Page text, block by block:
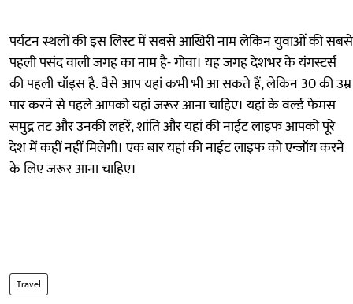
पर्यटन स्थलों की इस लिस्ट में सबसे आखिरी नाम लेकिन युवाओं की सबसे
पहली पसंद वाली जगह का नाम है- गोवा। यह जगह देशभर के यंगस्टर्स
की पहली चॉइस है. वैसे आप यहां कभी भी आ सकते हैं, लेकिन 30 की उम्र
पार करने से पहले आपको यहां जरूर आना चाहिए। यहां के वर्ल्ड फेमस
समुद्र तट और उनकी लहरें, शांति और यहां की नाईट लाइफ आपको पूरे
देश में कहीं नहीं मिलेगी। एक बार यहां की नाईट लाइफ को एन्जॉय करने
के लिए जरूर आना चाहिए।
Travel